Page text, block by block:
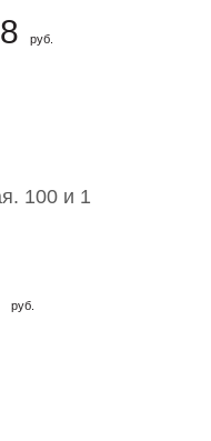
руб.
100 и 1
руб.